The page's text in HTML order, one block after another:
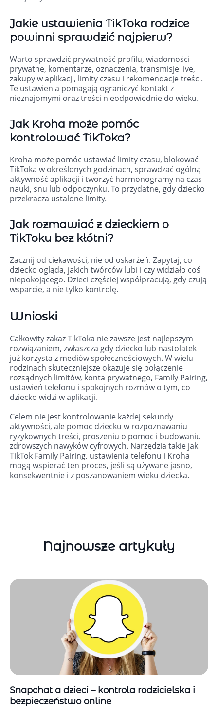
Jakie ustawienia TikToka rodzice
powinni sprawdzić najpierw?
Warto sprawdzić prywatność profilu, wiadomości
prywatne, komentarze, oznaczenia, transmisje live,
zakupy w aplikacji, limity czasu i rekomendacje treści.
Te ustawienia pomagają ograniczyć kontakt z
nieznajomymi oraz treści nieodpowiednie do wieku.
Jak Kroha może pomóc
kontrolować TikToka?
Kroha może pomóc ustawiać limity czasu, blokować
TikToka w określonych godzinach, sprawdzać ogólną
aktywność aplikacji i tworzyć harmonogramy na czas
nauki, snu lub odpoczynku. To przydatne, gdy dziecko
przekracza ustalone limity.
Jak rozmawiać z dzieckiem o
TikToku bez kłótni?
Zacznij od ciekawości, nie od oskarżeń. Zapytaj, co
dziecko ogląda, jakich twórców lubi i czy widziało coś
niepokojącego. Dzieci częściej współpracują, gdy czują
wsparcie, a nie tylko kontrolę.
Wnioski
Całkowity zakaz TikToka nie zawsze jest najlepszym
rozwiązaniem, zwłaszcza gdy dziecko lub nastolatek
już korzysta z mediów społecznościowych. W wielu
rodzinach skuteczniejsze okazuje się połączenie
rozsądnych limitów, konta prywatnego, Family Pairing,
ustawień telefonu i spokojnych rozmów o tym, co
dziecko widzi w aplikacji.
Celem nie jest kontrolowanie każdej sekundy
aktywności, ale pomoc dziecku w rozpoznawaniu
ryzykownych treści, proszeniu o pomoc i budowaniu
zdrowszych nawyków cyfrowych. Narzędzia takie jak
TikTok Family Pairing, ustawienia telefonu i Kroha
mogą wspierać ten proces, jeśli są używane jasno,
konsekwentnie i z poszanowaniem wieku dziecka.
Najnowsze artykuły
Snapchat a dzieci – kontrola rodzicielska i
bezpieczeństwo online